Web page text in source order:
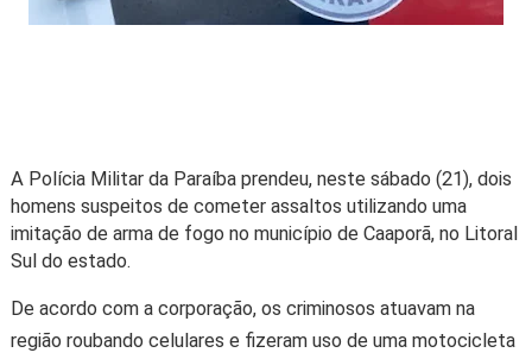
A Polícia Militar da Paraíba prendeu, neste sábado (21), dois
homens suspeitos de cometer assaltos utilizando uma
imitação de arma de fogo no município de Caaporã, no Litoral
Sul do estado.
De acordo com a corporação, os criminosos atuavam na
região roubando celulares e fizeram uso de uma motocicleta